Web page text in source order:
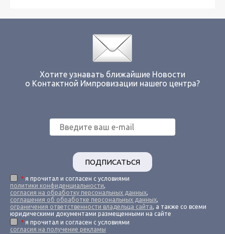
Хотите узнавать ближайшие Новости
о Контактной Импровизации нашего центра?
ПОДПИСАТЬСЯ
* я прочитал и согласен с условиями
политики конфиденциальности,
согласия на обработку персональных данных,
соглашения об обработке персональных данных,
ограничения ответственности владельца сайта, а также со всеми
юридическими документами размещенными на сайте
* я прочитал и согласен с условиями
согласия на получение рекламы